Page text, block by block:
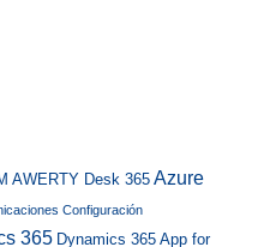
AWERTY Desk 365 Azure
Configuración
365 Dynamics 365 App for